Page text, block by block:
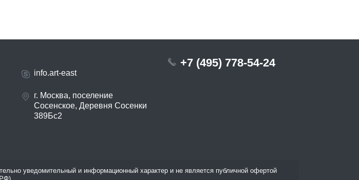
info.art-east
г. Москва, поселение
Сосенское, Деревня Сосенки
389Бс2
+7 (495) 778-54-24
уведомительный и информационный характер и не является публичной офертой